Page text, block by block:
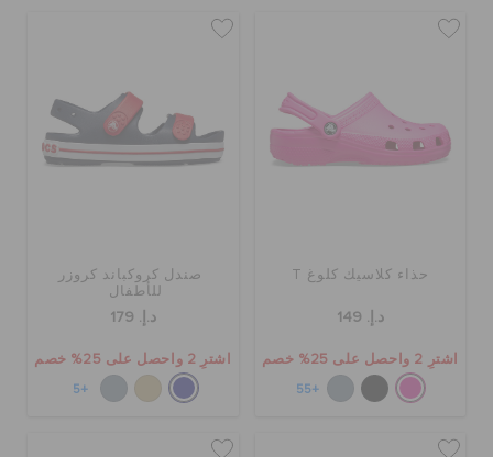
حذاء كلاسيك كلوغ T
د.إ. 149
اشترِ 2 واحصل على 25% خصم
+55
صندل كروكباند كروزر
للأطفال
د.إ. 179
اشترِ 2 واحصل على 25% خصم
+5